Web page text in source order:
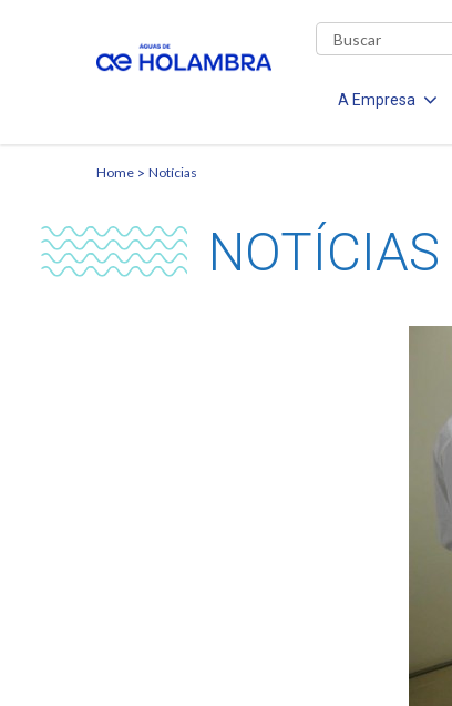
A Empresa
Home Notícias
NOTÍCIAS